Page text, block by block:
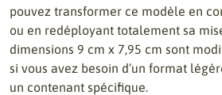
pouvez transformer ce modèle en
ou en redéployant totalement sa
dimensions 9 cm x 7,95 cm sont
si vous avez besoin d’un format
un contenant spécifique.